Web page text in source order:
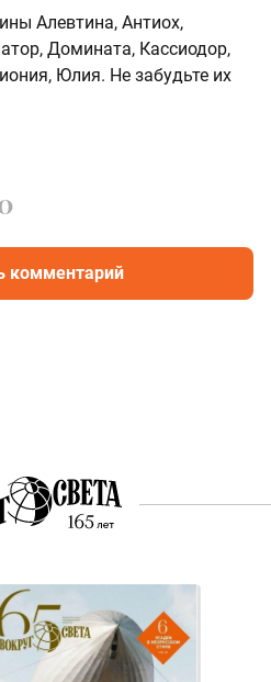
Алевтина, Антиох,
Домината, Кассиодор,
Юлия. Не забудьте их
комментарий